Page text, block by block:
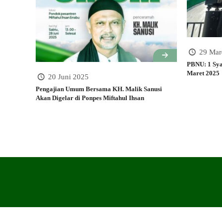
20 Juni 2025
Pengajian Umum Bersama KH. Malik Sanusi
Akan Digelar di Ponpes Miftahul Ihsan
29
PBNU: 1
Maret 2025